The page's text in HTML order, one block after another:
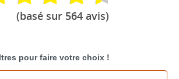
(basé sur 564 avis)
pour faire votre choix !